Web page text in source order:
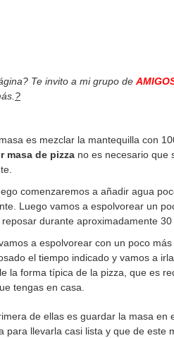
Te invito a mi grupo de
?
es mezclar la mantequilla con
masa de pizza no es necesario que
comenzaremos a añadir agua
Luego vamos a espolvorear un
durante aproximadamente
a espolvorear con un poco
el tiempo indicado y vamos a
la forma típica de la pizza, que es
tengas en casa.
de ellas es guardar la masa en
llevarla casi lista y que de este